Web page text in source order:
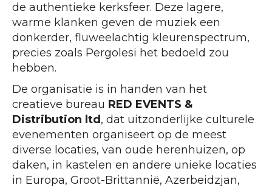
de authentieke kerksfeer. Deze lagere,
warme klanken geven de muziek een
donkerder, fluweelachtig kleurenspectrum,
precies zoals Pergolesi het bedoeld zou
hebben.
De organisatie is in handen van het
creatieve bureau RED EVENTS &
Distribution ltd , dat uitzonderlijke culturele
evenementen organiseert op de meest
diverse locaties, van oude herenhuizen, op
daken, in kastelen en andere unieke locaties
in Europa, Groot-Brittannië, Azerbeidzjan,